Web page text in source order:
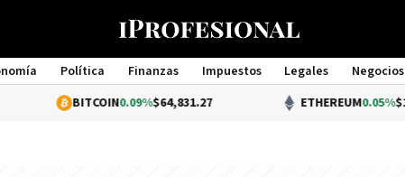
Política Finanzas Impuestos Legales Negocios
Management
0.09%$64,831.27 0.05%$1,914.45